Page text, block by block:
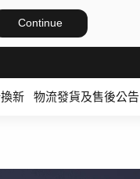
Continue
新 物流發貨及售後公告